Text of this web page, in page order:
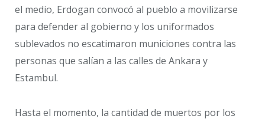
el medio, Erdogan convocó al pueblo a movilizarse
para defender al gobierno y los uniformados
sublevados no escatimaron municiones contra las
personas que salían a las calles de Ankara y
Estambul.
Hasta el momento, la cantidad de muertos por los